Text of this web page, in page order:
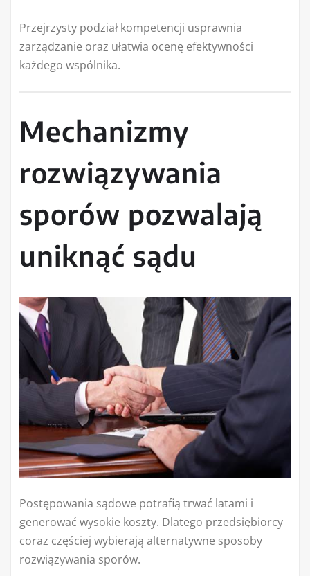
Przejrzysty podział kompetencji usprawnia
zarządzanie oraz ułatwia ocenę efektywności
każdego wspólnika.
Mechanizmy
rozwiązywania
sporów pozwalają
uniknąć sądu
Postępowania sądowe potrafią trwać latami i
generować wysokie koszty. Dlatego przedsiębiorcy
coraz częściej wybierają alternatywne sposoby
rozwiązywania sporów.